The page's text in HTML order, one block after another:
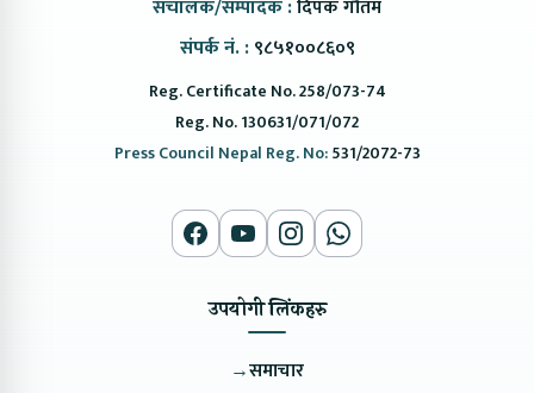
संचालक/सम्पादक :दिपक गौतम
संपर्क नं. : ९८५१००८६०९
Reg. Certificate No. 258/073-74
Reg. No. 130631/071/072
Press Council Nepal Reg. No:531/2072-73
उपयोगी लिंकहरु
→समाचार